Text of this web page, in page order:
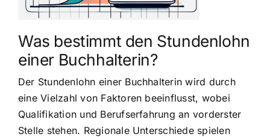
Was bestimmt den Stundenlohn
einer Buchhalterin?
Der Stundenlohn einer Buchhalterin wird durch
eine Vielzahl von Faktoren beeinflusst, wobei
Qualifikation und Berufserfahrung an vorderster
Stelle stehen. Regionale Unterschiede spielen